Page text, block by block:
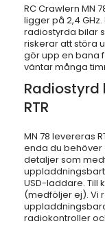
RC Crawlern MN
ligger på 2,4
radiostyrda bilar
riskerar att störa
gör upp en bana
väntar många
Radiostyrd
RTR
MN 78 levereras
enda du behöver
detaljer som
uppladdningsbart
USD-laddare. Till
(medföljer ej). Vi
radiokontroller